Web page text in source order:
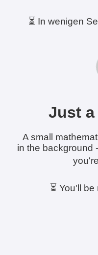
⏳ In wenigen
Just a
A small
in the background
⏳ You'll